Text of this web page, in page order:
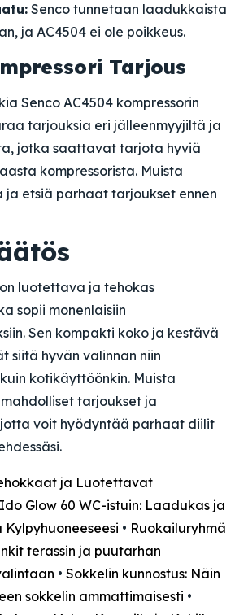
Senco tunnetaan laadukkaista
ja AC4504 ei ole poikkeus.
Tarjous
Senco AC4504 kompressorin
tarjouksia eri jälleenmyyjiltä ja
jotka saattavat tarjota hyviä
kompressorista. Muista
ja etsiä parhaat tarjoukset ennen
luotettava ja tehokas
sopii monenlaisiin
Sen kompakti koko ja kestävä
siitä hyvän valinnan niin
kotikäyttöönkin. Muista
tarjoukset ja
voit hyödyntää parhaat diilit
ja Luotettavat
Ido Glow 60 WC-istuin: Laadukas ja
Kylpyhuoneeseesi • Ruokailuryhmä
terassin ja puutarhan
• Sokkelin kunnostus: Näin
sokkelin ammattimaisesti •